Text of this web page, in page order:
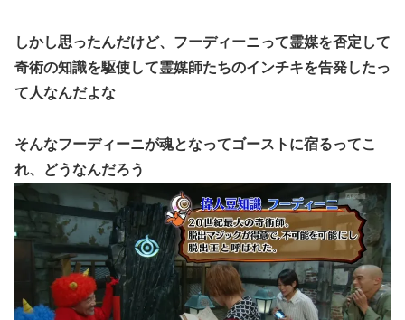
しかし思ったんだけど、フーディーニって霊媒を否定して
奇術の知識を駆使して霊媒師たちのインチキを告発したっ
て人なんだよな
そんなフーディーニが魂となってゴーストに宿るってこ
れ、どうなんだろう